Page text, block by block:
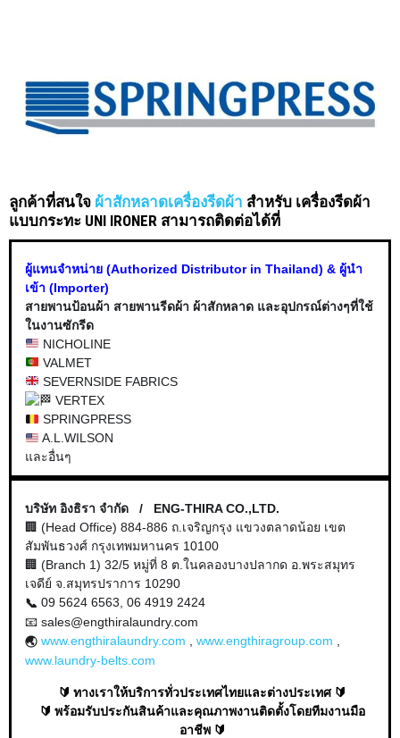
ลูกค้าที่สนใจ ผ้าสักหลาดเครื่องรีดผ้า สำหรับ เครื่องรีดผ้า
แบบกระทะ UNI IRONER สามารถติดต่อได้ที่
ผู้แทนจำหน่าย (Authorized Distributor in Thailand) & ผู้นำ
เข้า (Importer)
สายพานป้อนผ้า สายพานรีดผ้า ผ้าสักหลาด และอุปกรณ์ต่างๆที่ใช้
ในงานซักรีด
NICHOLINE
VALMET
SEVERNSIDE FABRICS
VERTEX
SPRINGPRESS
A.L.WILSON
และอื่นๆ
บริษัท อิงธิรา จำกัด / ENG-THIRA CO.,LTD.
🏢 (Head Office) 884-886 ถ.เจริญกรุง แขวงตลาดน้อย เขต
สัมพันธวงศ์ กรุงเทพมหานคร 10100
🏢 (Branch 1) 32/5 หมู่ที่ 8 ต.ในคลองบางปลากด อ.พระสมุทร
เจดีย์ จ.สมุทรปราการ 10290
📞 09 5624 6563, 06 4919 2424
📧 sales@engthiralaundry.com
🌏 www.engthiralaundry.com www.engthiragroup.com
www.laundry-belts.com
🔰 ทางเราให้บริการทั่วประเทศไทยและต่างประเทศ 🔰
🔰 พร้อมรับประกันสินค้าและคุณภาพงานติดตั้งโดยทีมงานมือ
อาชีพ 🔰